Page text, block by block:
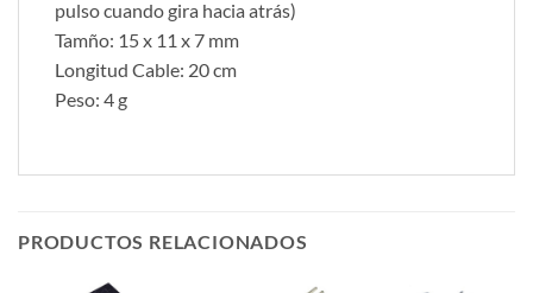
pulso cuando gira hacia atrás)
Tamño: 15 x 11 x 7 mm
Longitud Cable: 20 cm
Peso: 4 g
PRODUCTOS RELACIONADOS